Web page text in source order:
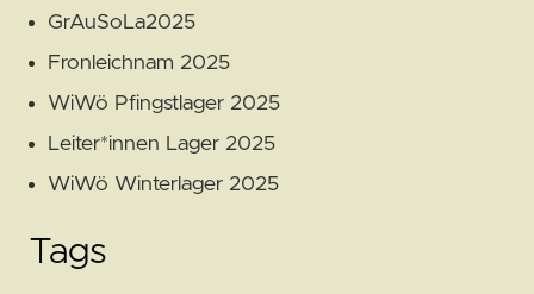
GrAuSoLa2025
Fronleichnam 2025
WiWö Pfingstlager 2025
Leiter*innen Lager 2025
WiWö Winterlager 2025
Tags